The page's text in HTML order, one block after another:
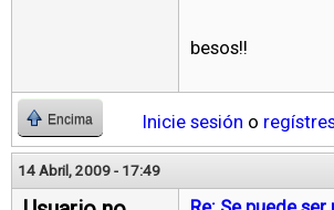
besos!!
Encima Inicie sesión o
14 Abril, 2009 - 17:49